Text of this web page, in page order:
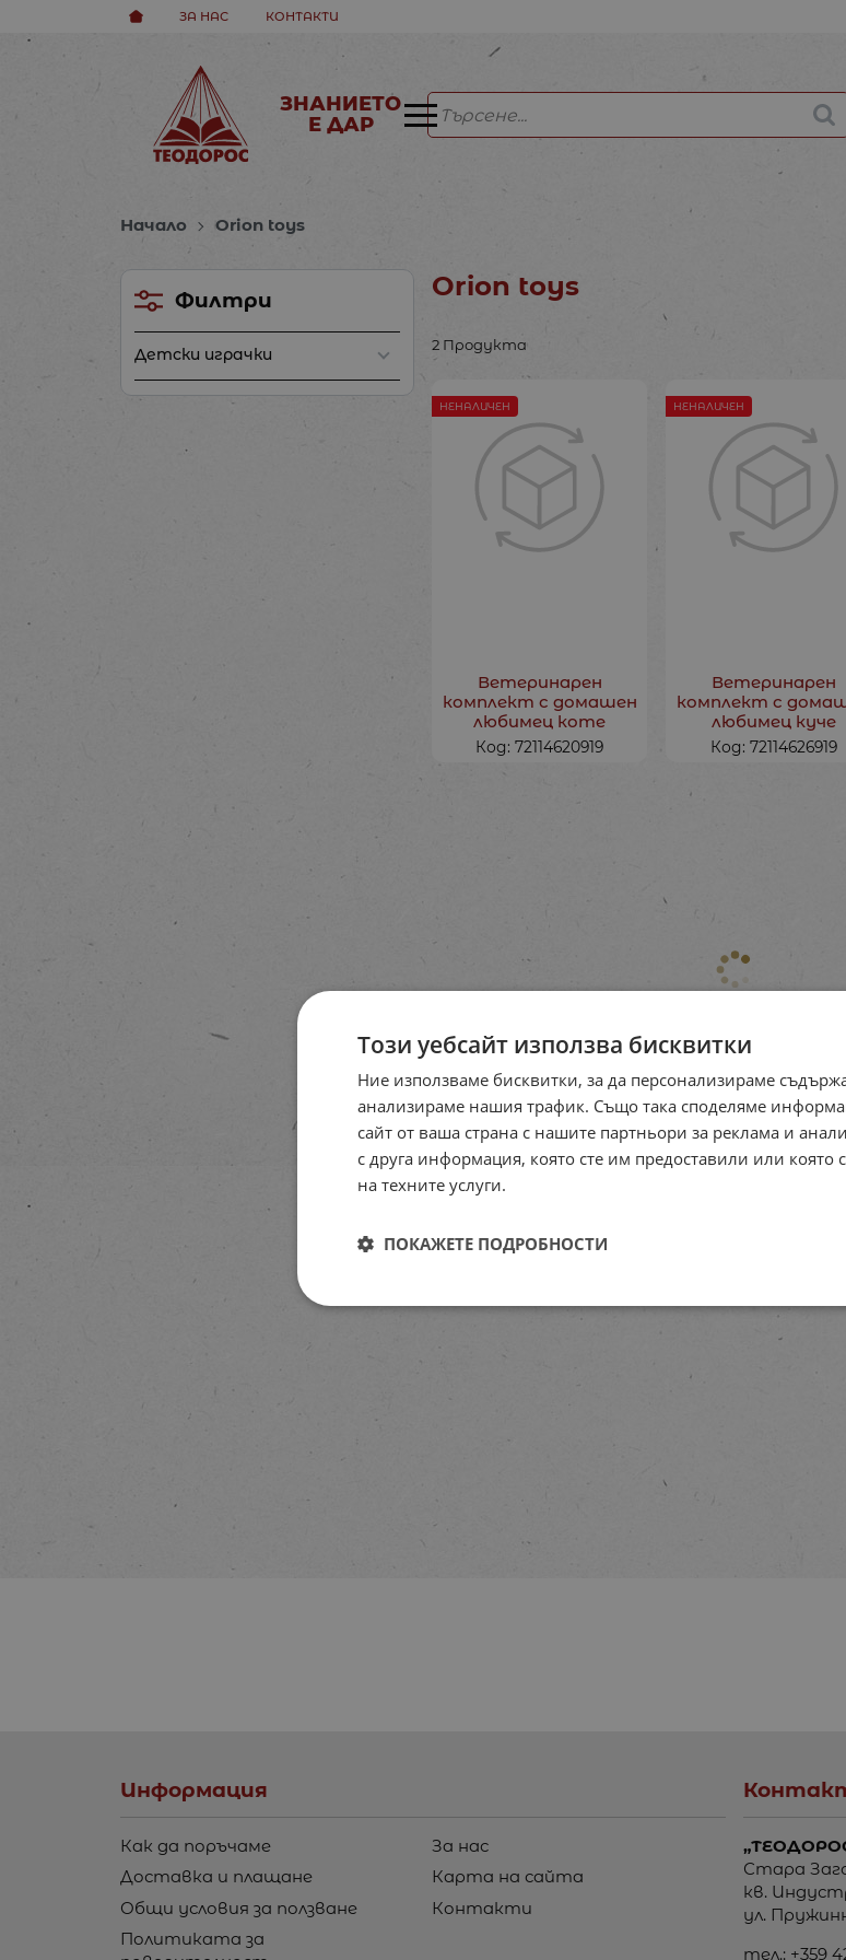
ЗА НАС КОНТАКТИ
ЗНАНИЕТО
Е ДАР
Начало Orion toys
Orion toys
2 Продукта
Ветеринарен
комплект с домашен
любимец коте
Код: 72114620919
НЕНАЛИЧЕН
Ветеринарен
комплект с
любимец куче
Код: 72114626919
НЕНАЛИЧЕН
Филтри
Детски играчки
Информация
Как да поръчаме
Доставка и плащане
Общи условия за ползване
Политиката за
За нас
Карта на сайта
Контакти
Стара
кв.
ул.
тел.: +359
Този уебсайт използва бисквитки
Ние използваме бисквитки, за да персонализираме
анализираме нашия трафик. Също така споделяме
сайт от ваша страна с нашите партньори за реклама и
с друга информация, която сте им предоставили или която
на техните услуги.
ПОКАЖЕТЕ ПОДРОБНОСТИ